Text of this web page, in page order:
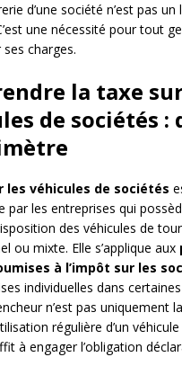
d’une société n’est pas
une nécessité pour tout
charges.
la taxe
de sociétés
les véhicules de sociétés
par les entreprises qui
des véhicules de
ou mixte. Elle s’applique aux
à l’impôt sur les
individuelles dans
n’est pas uniquement
régulière d’un
à engager l’obligation